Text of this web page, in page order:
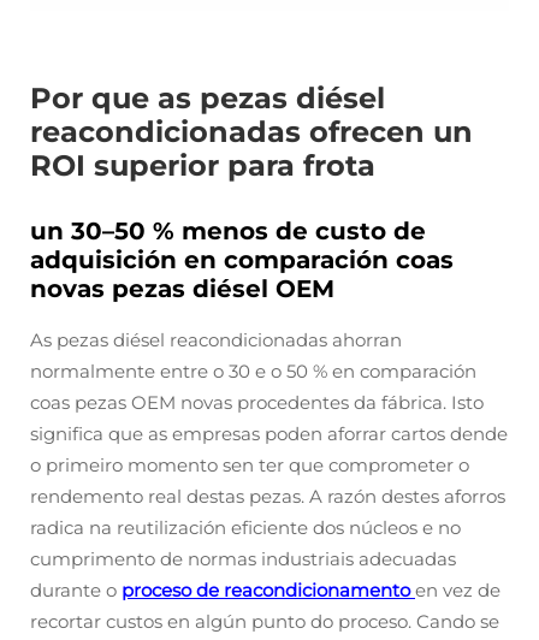
Por que as pezas diésel
reacondicionadas ofrecen un
ROI superior para frota
un 30–50 % menos de custo de
adquisición en comparación coas
novas pezas diésel OEM
As pezas diésel reacondicionadas ahorran
normalmente entre o 30 e o 50 % en comparación
coas pezas OEM novas procedentes da fábrica. Isto
significa que as empresas poden aforrar cartos dende
o primeiro momento sen ter que comprometer o
rendemento real destas pezas. A razón destes aforros
radica na reutilización eficiente dos núcleos e no
cumprimento de normas industriais adecuadas
durante o proceso de reacondicionamentoen vez de
recortar custos en algún punto do proceso. Cando se